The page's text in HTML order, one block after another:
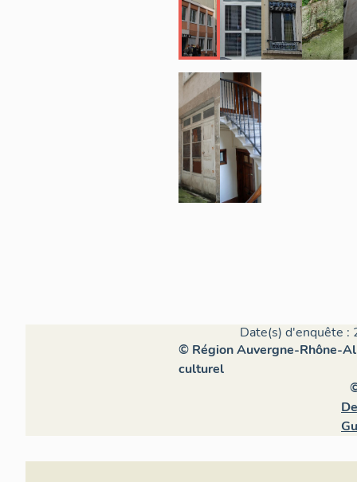
Date(s) d'enquête :
© Région Auvergne-Rhône-
culturel